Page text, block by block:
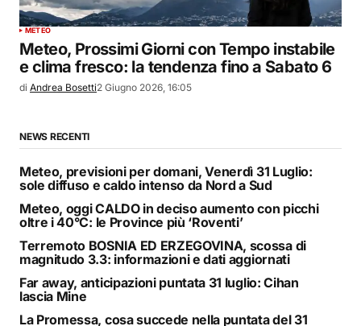
METEO
Meteo, Prossimi Giorni con Tempo instabile
e clima fresco: la tendenza fino a Sabato 6
di Andrea Bosetti2 Giugno 2026, 16:05
NEWS RECENTI
Meteo, previsioni per domani, Venerdì 31 Luglio:
sole diffuso e caldo intenso da Nord a Sud
Meteo, oggi CALDO in deciso aumento con picchi
oltre i 40°C: le Province più ‘Roventi’
Terremoto BOSNIA ED ERZEGOVINA, scossa di
magnitudo 3.3: informazioni e dati aggiornati
Far away, anticipazioni puntata 31 luglio: Cihan
lascia Mine
La Promessa, cosa succede nella puntata del 31